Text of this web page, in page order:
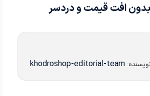
بدون افت قیمت و دردسر
khodroshop-editorial-team